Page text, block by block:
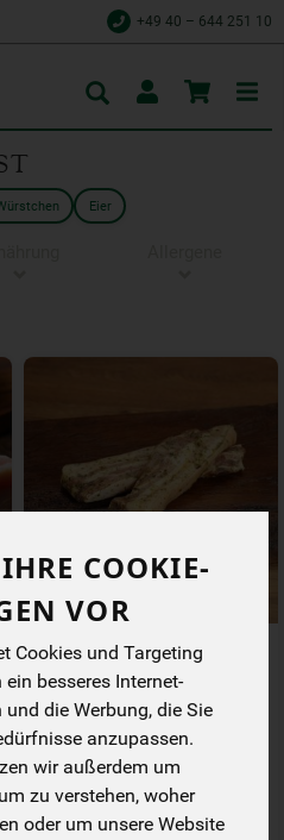
COOKIE-
VOR
Cookies und Targeting
besseres Internet-
die Werbung, die Sie
anzupassen.
wir außerdem um
zu verstehen, woher
oder um unsere Website
+49 40 – 644 251 10
Eier
Bauchscheiben Kräuterbutter
Art Wulksfelde 2 St ca 300 g
5,97 €*
19,90 € / kg, 1 Stück ca. 300g
Stück
Anzahl
Toggle
cart